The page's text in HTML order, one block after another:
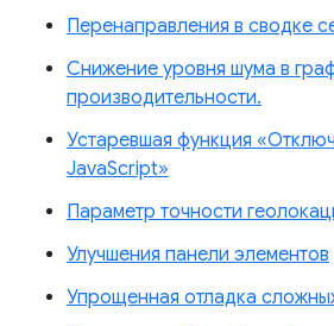
Перенаправления в сводке
Снижение уровня шума в
производительности.
Устаревшая функция
JavaScript»
Параметр точности
Улучшения панели элементов
Упрощенная отладка